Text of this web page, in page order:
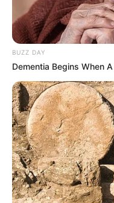
BUZZ DAY
Dementia Begins When